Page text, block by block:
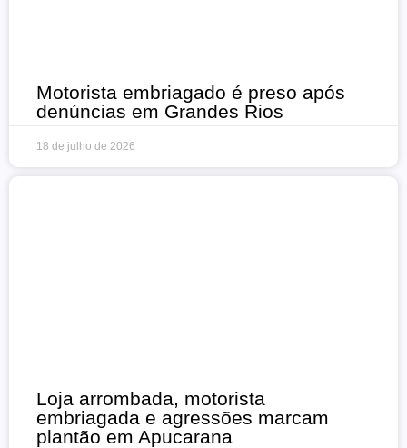
Motorista embriagado é preso após
denúncias em Grandes Rios
18 de julho de 2026
Loja arrombada, motorista
embriagada e agressões marcam
plantão em Apucarana